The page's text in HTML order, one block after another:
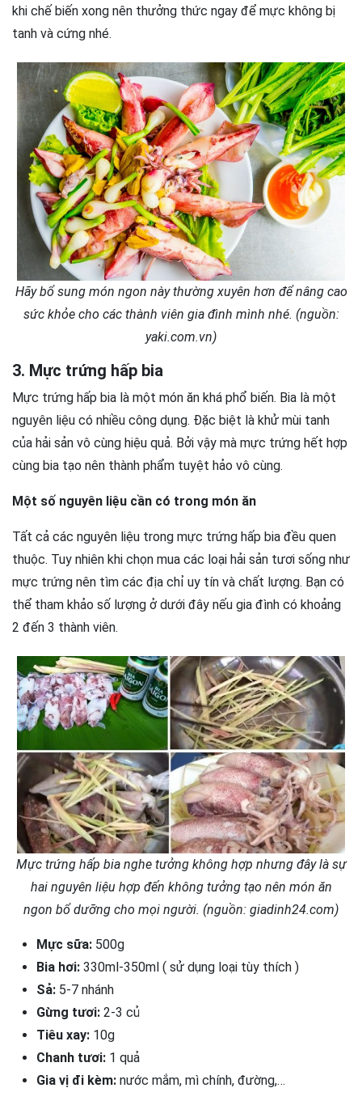
khi chế biến xong nên thưởng thức ngay để mực không bị
tanh và cứng nhé.
Hãy bổ sung món ngon này thường xuyên hơn để nâng cao
sức khỏe cho các thành viên gia đình mình nhé. (nguồn:
yaki.com.vn)
3. Mực trứng hấp bia
Mực trứng hấp bia là một món ăn khá phổ biến. Bia là một
nguyên liệu có nhiều công dụng. Đặc biệt là khử mùi tanh
của hải sản vô cùng hiệu quả. Bởi vậy mà mực trứng hết hợp
cùng bia tạo nên thành phẩm tuyệt hảo vô cùng.
Một số nguyên liệu cần có trong món ăn
Tất cả các nguyên liệu trong mực trứng hấp bia đều quen
thuộc. Tuy nhiên khi chọn mua các loại hải sản tươi sống như
mực trứng nên tìm các địa chỉ uy tín và chất lượng. Bạn có
thể tham khảo số lượng ở dưới đây nếu gia đình có khoảng
2 đến 3 thành viên.
Mực trứng hấp bia nghe tưởng không hợp nhưng đây là sự
hai nguyên liệu hợp đến không tưởng tạo nên món ăn
ngon bổ dưỡng cho mọi người. (nguồn: giadinh24.com)
Mực sữa: 500g
Bia hơi: 330ml-350ml ( sử dụng loại tùy thích )
Sả: 5-7 nhánh
Gừng tươi: 2-3 củ
Tiêu xay: 10g
Chanh tươi: 1 quả
Gia vị đi kèm: nước mắm, mì chính, đường,…